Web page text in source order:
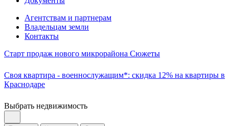
Агентствам и партнерам
Владельцам земли
Контакты
Старт продаж нового микрорайона Сюжеты
Своя квартира - военнослужащим*: скидка 12% на квартиры в
Краснодаре
Выбрать недвижимость